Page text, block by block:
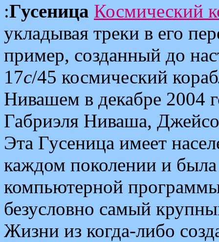
:Гусеница Космический
укладывая треки в его
пример, созданный до
17c/45 космический
Нивашем в декабре 2004
Габриэля Ниваша,
Эта Гусеница имеет
каждом поколении и
компьютерной
безусловно самый
Жизни из когда-либо